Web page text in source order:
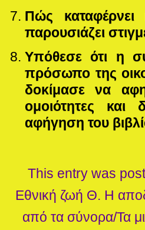
Πώς
παρουσιάζει
Υπόθεσε ότι η
πρόσωπο της
δοκίμασε να
ομοιότητες
αφήγηση του
This entry was
Εθνική ζωή Θ. Η
από τα σύνορα/Τα